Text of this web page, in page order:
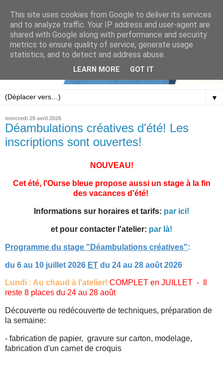
▼
mercredi 29 avril 2026
Déambulations créatives d'été! Les
inscriptions sont ouvertes!
NOUVEAU!
Cet été, l'Ourse bleue propose aussi un stage à la fin
des vacances d'été!
Informations sur horaires et tarifs: par ici!
et pour contacter l'atelier: par là!
Programme du stage "Déambulations créatives":
du 6 au 10 juillet 2026 ET du 24 au 28 août 2026
Lundi : Au chaud à l'atelier! COMPLET en JUILLET - Il
reste 8 places du 24 au 28 août
Découverte ou redécouverte de techniques, préparation de
la semaine:
- fabrication de papier, gravure sur carton, modelage,
fabrication d'un carnet de croquis
This site uses cookies from Google to deliver its services
and to analyze traffic. Your IP address and user-agent are
shared with Google along with performance and security
metrics to ensure quality of service, generate usage
statistics, and to detect and address abuse.
LEARN MORE GOT IT